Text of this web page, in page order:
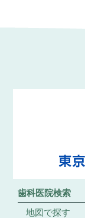
歯科医院検索
地図で探す